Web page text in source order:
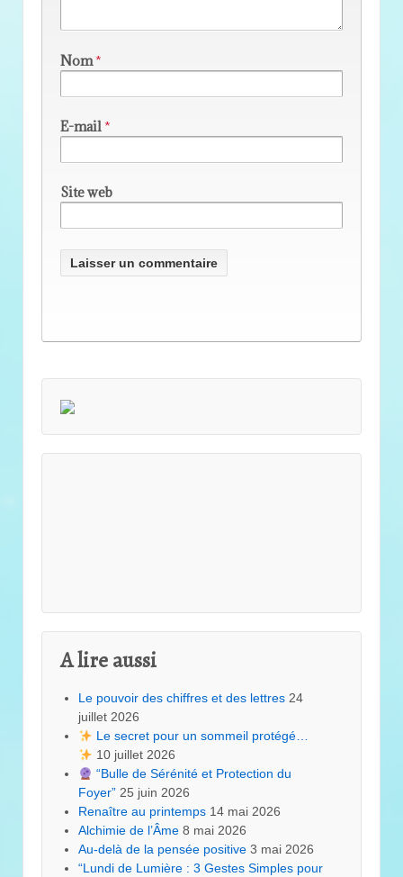
Nom*
E-mail*
Site web
A lire aussi
Le pouvoir des chiffres et des lettres 24
juillet 2026
Le secret pour un sommeil protégé…
10 juillet 2026
“Bulle de Sérénité et Protection du
Foyer” 25 juin 2026
Renaître au printemps 14 mai 2026
Alchimie de l’Âme 8 mai 2026
Au-delà de la pensée positive 3 mai 2026
“Lundi de Lumière : 3 Gestes Simples pour